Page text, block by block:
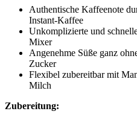
Authentische Kaffeenote
Instant-Kaffee
Unkomplizierte und
Mixer
Angenehme Süße ganz
Zucker
Flexibel zubereitbar mit
Milch
Zubereitung: